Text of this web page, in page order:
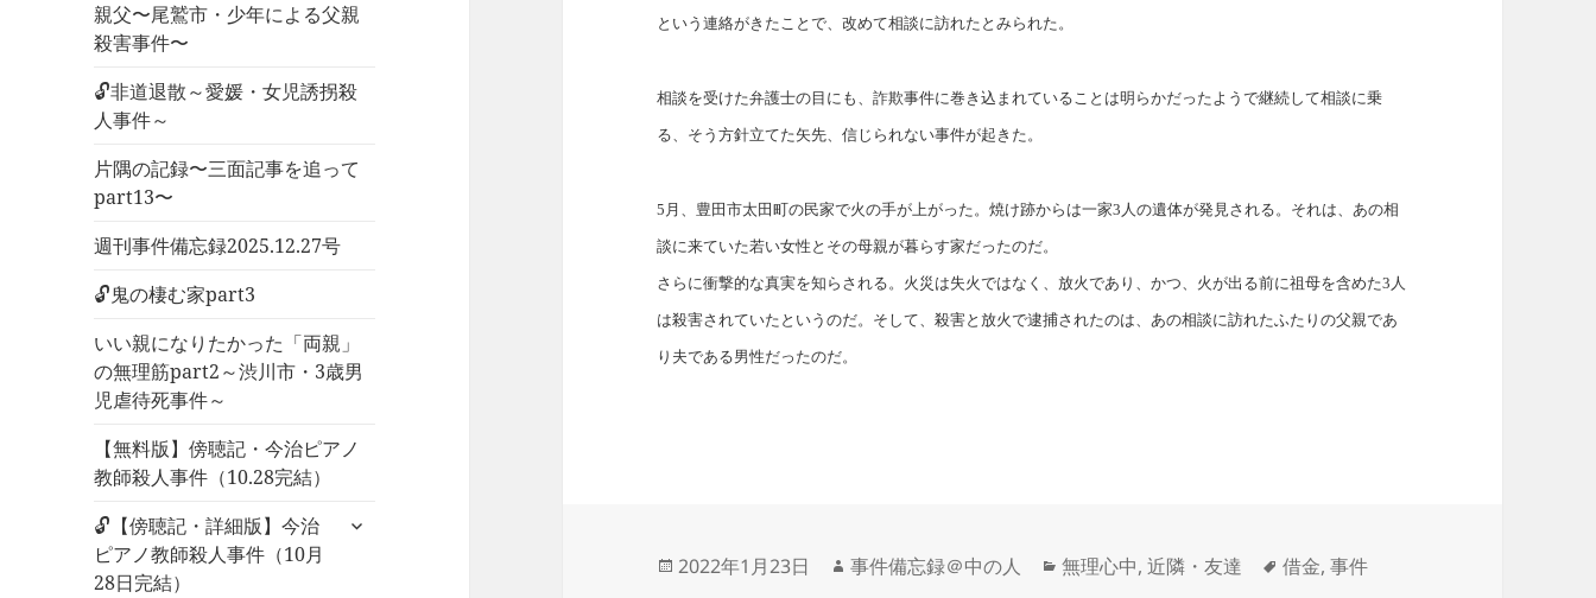
親父〜尾鷲市・少年による父親
殺害事件〜
🔓非道退散～愛媛・女児誘拐殺
人事件～
片隅の記録〜三面記事を追って
part13〜
週刊事件備忘録2025.12.27号
🔓鬼の棲む家part3
いい親になりたかった「両親」
の無理筋part2～渋川市・3歳男
児虐待死事件～
【無料版】傍聴記・今治ピアノ
教師殺人事件（10.28完結）
🔓【傍聴記・詳細版】今治
ピアノ教師殺人事件（10月
28日完結）
サ
という連絡がきたことで、改めて相談に訪れたとみられた。
相談を受けた弁護士の目にも、詐欺事件に巻き込まれていることは明らかだったようで継続して相談に乗
る、そう方針立てた矢先、信じられない事件が起きた。
5月、豊田市太田町の民家で火の手が上がった。焼け跡からは一家3 人の遺体が発見される。それは、あの相
談に来ていた若い女性とその母親が暮らす家だったのだ。
さらに衝撃的な真実を知らされる。火災は失火ではなく、放火であり、かつ、火が出る前に祖母を含めた3 人
は殺害されていたというのだ。そして、殺害と放火で逮捕されたのは、あの相談に訪れたふたりの父親であ
り夫である男性だったのだ。
投
2022年1月23日
作
事件備忘録＠中の人
カ
無理心中,近隣・友達
タ
借金,事件